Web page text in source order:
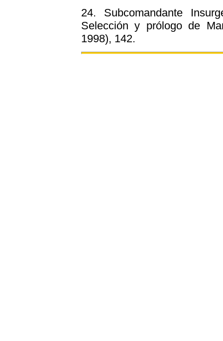
24. Subcomandante
Selección y prólogo de
1998), 142.